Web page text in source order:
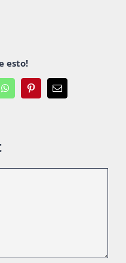
esto!
WhatsAppPinterestEmail